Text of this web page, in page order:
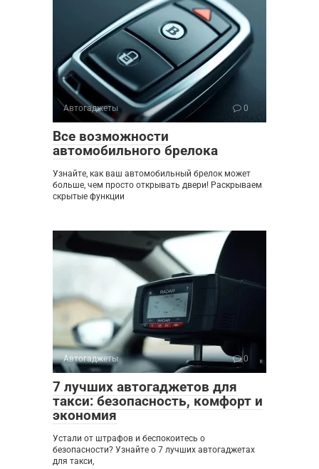
Автогаджеты 0
Все возможности
автомобильного брелока
Узнайте, как ваш автомобильный брелок может
больше, чем просто открывать двери! Раскрываем
скрытые функции
Автогаджеты 0
7 лучших автогаджетов для
такси: безопасность, комфорт и
экономия
Устали от штрафов и беспокоитесь о
безопасности? Узнайте о 7 лучших автогаджетах
для такси,